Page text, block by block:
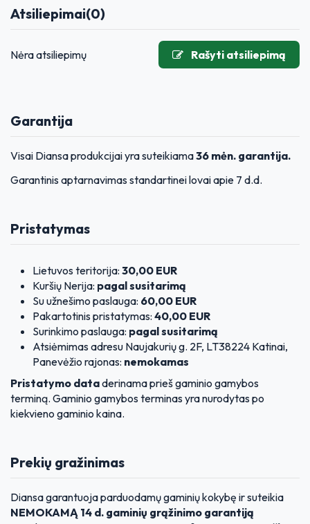
Atsiliepimai(0)
Nėra atsiliepimų Rašyti atsiliepimą
Garantija
Visai Diansa produkcijai yra suteikiama36 mėn. garantija.
Garantinis aptarnavimas standartinei lovai apie 7 d.d.
Pristatymas
Lietuvos teritorija: 30,00 EUR
Kuršių Nerija: pagal susitarimą
Su užnešimo paslauga: 60,00 EUR
Pakartotinis pristatymas: 40,00 EUR
Surinkimo paslauga: pagal susitarimą
Atsiėmimas adresu Naujakurių g. 2F, LT38224 Katinai,
Panevėžio rajonas: nemokamas
Pristatymo dataderinama prieš gaminio gamybos
terminą. Gaminio gamybos terminas yra nurodytas po
kiekvieno gaminio kaina.
Prekių gražinimas
Diansa garantuoja parduodamų gaminių kokybę ir suteikia
NEMOKAMĄ 14 d. gaminių grąžinimo garantiją